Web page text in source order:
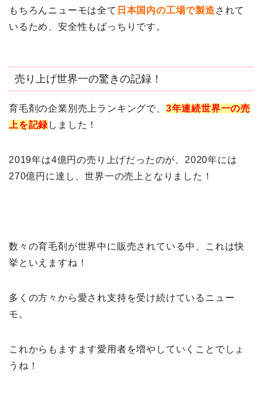
もちろんニューモは全て 日本国内の工場で製造されて
いるため、安全性もばっちりです。
売り上げ世界一の驚きの記録！
育毛剤の企業別売上ランキングで、 3年連続世界一の売
上を記録しました！
2019年は4億円の売り上げだったのが、2020年には
270億円に達し、世界一の売上となりました！
数々の育毛剤が世界中に販売されている中、これは快
挙といえますね！
多くの方々から愛され支持を受け続けているニュー
モ。
これからもますます愛用者を増やしていくことでしょ
うね！